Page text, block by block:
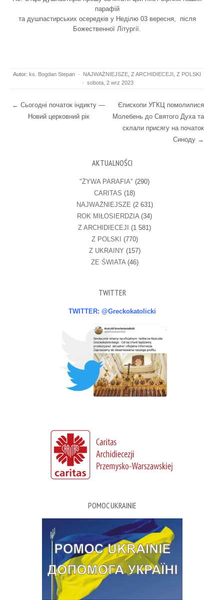
парафій
та душпастирських осередків у Неділю 03 вересня, після
Божественної Літургії.
Autor: ks. Bogdan Stepan · NAJWAŻNIEJSZE Z ARCHIDIECEJI Z POLSKI
· sobota, 2 wrz 2023
Post navigation
← Сьогодні початок індикту —
Новий церковний рік
Єпископи УГКЦ помолилися
Молебень до Святого Духа та
склали присягу на початок
Синоду →
AKTUALNOŚCI
"ŻYWA PARAFIA" (290)
CARITAS (18)
NAJWAŻNIEJSZE (2 631)
ROK MIŁOSIERDZIA (34)
Z ARCHIDIECEJI (1 581)
Z POLSKI (770)
Z UKRAINY (157)
ZE ŚWIATA(46)
TWITTER
TWITTER: @Greckokatolicki
POMOC UKRAINIE